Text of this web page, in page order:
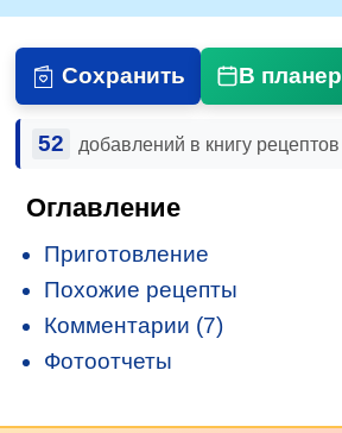
Сохранить В планер
52 добавлений в книгу рецептов
Оглавление
Приготовление
Похожие рецепты
Комментарии (7)
Фотоотчеты